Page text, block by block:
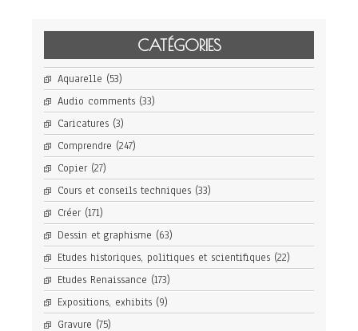
CATÉGORIES
Aquarelle (53)
Audio comments (33)
Caricatures (3)
Comprendre (247)
Copier (27)
Cours et conseils techniques (33)
Créer (171)
Dessin et graphisme (63)
Etudes historiques, politiques et scientifiques (22)
Etudes Renaissance (173)
Expositions, exhibits (9)
Gravure (75)